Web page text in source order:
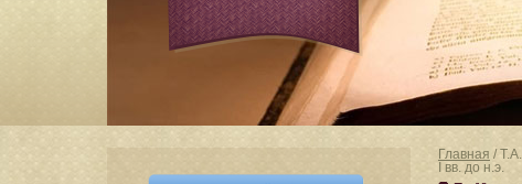
Главная /
I вв. до н.э.